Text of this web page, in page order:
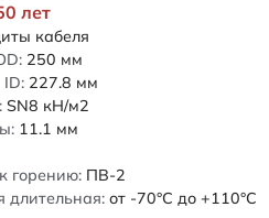
лет
кабеля
250 мм
227.8 мм
SN8 кН/м2
11.1 мм
горению: ПВ-2
длительная: от -70°C до +110°C